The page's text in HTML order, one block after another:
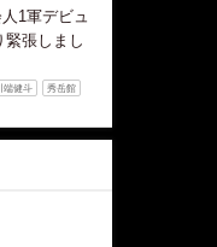
1軍デビュ
緊張しまし
端健斗 秀岳館